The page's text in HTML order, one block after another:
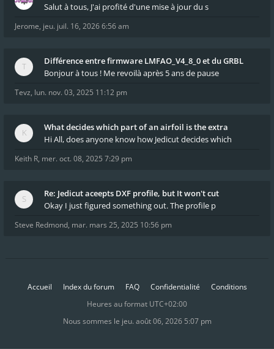
Salut à tous, J'ai profité d'une mise à jour du s
Jerome, jeu. juil. 16, 2026 6:56 am
Différence entre firmware LMFAO_V4_8_0 et du GRBL
Bonjour à tous ! Me revoilà après 5 ans de pause
Tevz, lun. nov. 03, 2025 11:12 pm
What decides which part of an airfoil is the extra
Hi All, does anyone know how Jedicut decides which
Keith R, mer. oct. 08, 2025 7:29 pm
Re: Jedicut aceepts DXF profile, but It won't cut
Okay I just figured something out. The profile p
Steve Redmond, mar. mars 25, 2025 10:56 pm
Accueil Index du forum FAQ Confidentialité
Conditions
Heures au format UTC+02:00
Nous sommes le jeu. août 06, 2026 5:07 pm